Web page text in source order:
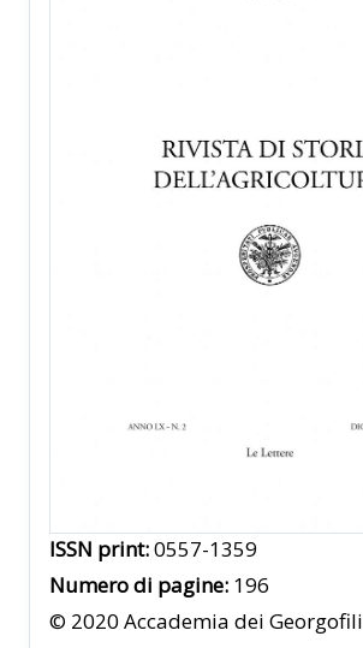
ISSN print:0557-1359
Numero di pagine: 196
© 2020 Accademia dei Georgofili